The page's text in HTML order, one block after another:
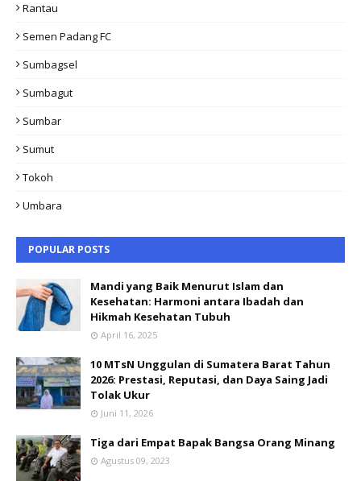
Rantau
Semen Padang FC
Sumbagsel
Sumbagut
Sumbar
Sumut
Tokoh
Umbara
POPULAR POSTS
Mandi yang Baik Menurut Islam dan
Kesehatan: Harmoni antara Ibadah dan
Hikmah Kesehatan Tubuh
April 16, 2025
10 MTsN Unggulan di Sumatera Barat Tahun
2026: Prestasi, Reputasi, dan Daya Saing Jadi
Tolak Ukur
Juni 11, 2026
Tiga dari Empat Bapak Bangsa Orang Minang
Agustus 09, 2023